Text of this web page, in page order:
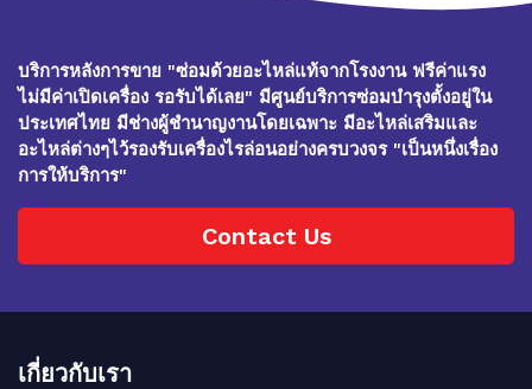
บริการหลังการขาย "ซ่อมด้วยอะไหล่แท้จากโรงงาน ฟรีค่าแรง
ไม่มีค่าเปิดเครื่อง รอรับได้เลย" มีศูนย์บริการซ่อมบำรุงตั้งอยู่ใน
ประเทศไทย มีช่างผู้ชำนาญงานโดยเฉพาะ มีอะไหล่เสริมและ
อะไหล่ต่างๆไว้รองรับเครื่องไรล่อนอย่างครบวงจร "เป็นหนึ่งเรื่อง
การให้บริการ"
Contact Us
เกี่ยวกับเรา